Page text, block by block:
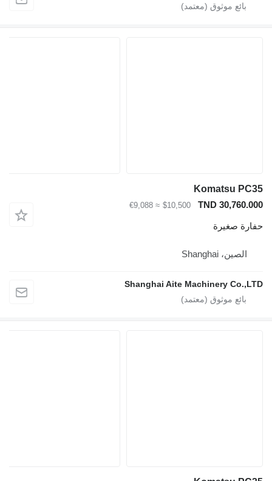
Komatsu
TND
$10,500
≈ €9,088
Shanghai Aite Machinery